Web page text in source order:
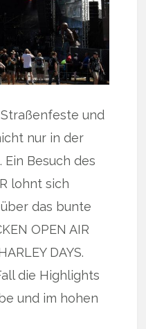
und
nur in der
Besuch des
lohnt sich
das bunte
OPEN AIR
DAYS.
die Highlights
und im hohen